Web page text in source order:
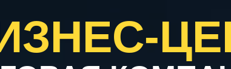
ЦЕНТР
КОМПАНИЯ